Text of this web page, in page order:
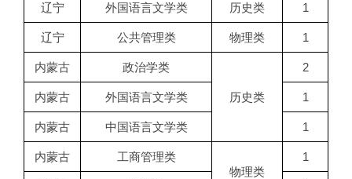
辽宁 外国语言文学类 历史类 1
辽宁 公共管理类 物理类 1
内蒙古 政治学类
历史类
2
内蒙古 外国语言文学类 1
内蒙古 中国语言文学类 1
内蒙古
工商管理类
物理类
1